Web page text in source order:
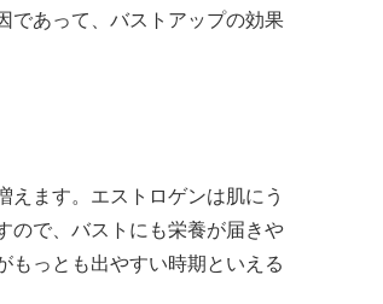
であって、バストアップの効果
ます。エストロゲンは肌にう
ので、バストにも栄養が届きや
もっとも出やすい時期といえる